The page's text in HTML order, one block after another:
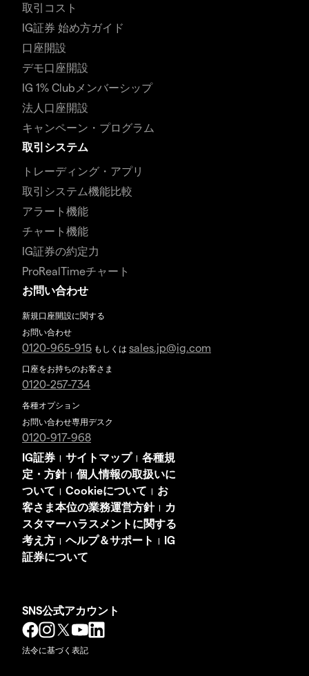
取引コスト
IG証券 始め方ガイド
口座開設
デモ口座開設
IG 1% Clubメンバーシップ
法人口座開設
キャンペーン・プログラム
取引システム
トレーディング・アプリ
取引システム機能比較
アラート機能
チャート機能
IG証券の約定力
ProRealTimeチャート
お問い合わせ
新規口座開設に関する
お問い合わせ
0120-965-915 もしくは sales.jp@ig.com
口座をお持ちのお客さま
0120-257-734
各種オプション
お問い合わせ専用デスク
0120-917-968
IG証券 | サイトマップ | 各種規
定・方針| 個人情報の取扱いに
ついて | Cookieについて | お
客さま本位の業務運営方針|
カ
スタマーハラスメントに関する
考え方 | ヘルプ＆サポート | IG
証券について
SNS公式アカウント
法令に基づく表記